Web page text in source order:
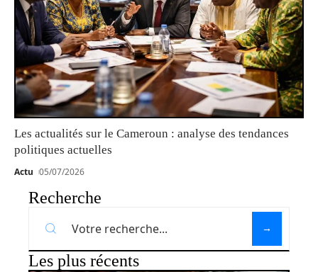
Les actualités sur le Cameroun : analyse des tendances
politiques actuelles
Actu 05/07/2026
Recherche
Les plus récents